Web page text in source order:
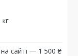
сайті — 1 500 ₴